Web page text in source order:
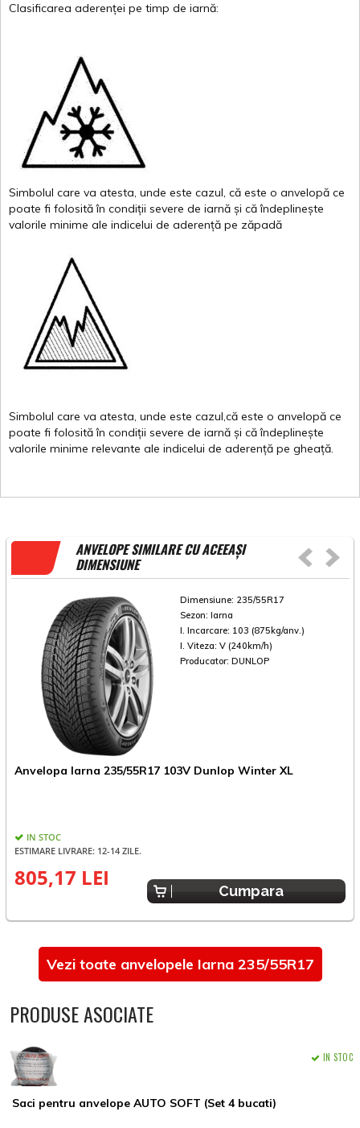
Clasificarea aderenței pe timp de iarnă:
Simbolul care va atesta, unde este cazul, că este o anvelopă ce
poate fi folosită în condiții severe de iarnă și că îndeplinește
valorile minime ale indicelui de aderență pe zăpadă
Simbolul care va atesta, unde este cazul,că este o anvelopă ce
poate fi folosită în condiții severe de iarnă și că îndeplinește
valorile minime relevante ale indicelui de aderență pe gheață.
ANVELOPE SIMILARE CU ACEEAȘI
DIMENSIUNE
Dimensiune: 235/55R17
Sezon: Iarna
I. Incarcare: 103 (875kg/anv.)
I. Viteza: V (240km/h)
Producator: DUNLOP
Anvelopa Iarna 235/55R17 103V Dunlop Winter XL
IN STOC
ESTIMARE LIVRARE: 12-14 ZILE.
805,17 LEI
Cumpara
Vezi toate anvelopele Iarna 235/55R17
PRODUSE ASOCIATE
Saci pentru anvelope AUTO SOFT (Set 4 bucati)
IN STOC